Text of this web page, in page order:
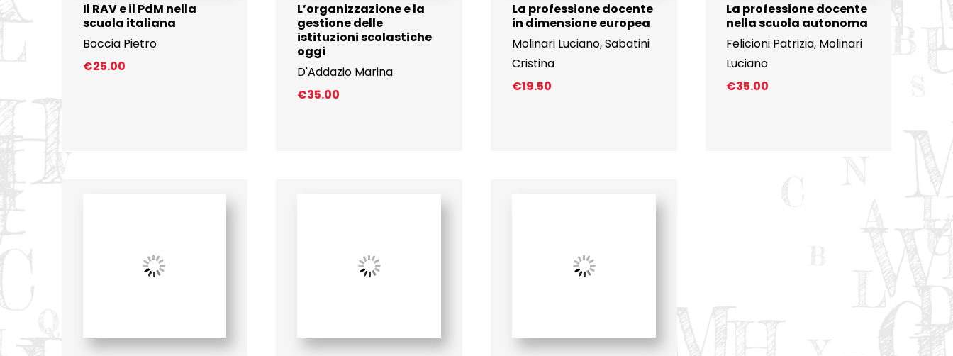
Il RAV e il PdM nella
scuola italiana
Boccia Pietro
€25.00
L’organizzazione e la
gestione delle
istituzioni scolastiche
oggi
D'Addazio Marina
€35.00
La professione docente
in dimensione europea
Molinari Luciano,Sabatini
Cristina
€19.50
La professione docente
nella scuola autonoma
Felicioni Patrizia, Molinari
Luciano
€35.00